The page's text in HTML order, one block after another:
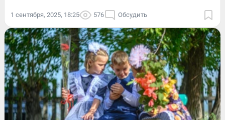
1 сентября, 2025, 18:25 576 Обсудить